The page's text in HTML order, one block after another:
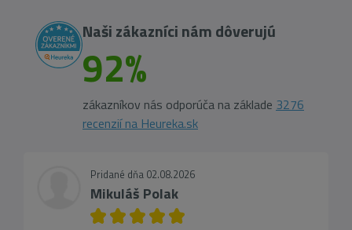
Naši zákazníci nám dôverujú
92%
zákazníkov nás odporúča na základe 3276
recenzií na Heureka.sk
Pridané dňa 02.08.2026
Mikuláš Polak